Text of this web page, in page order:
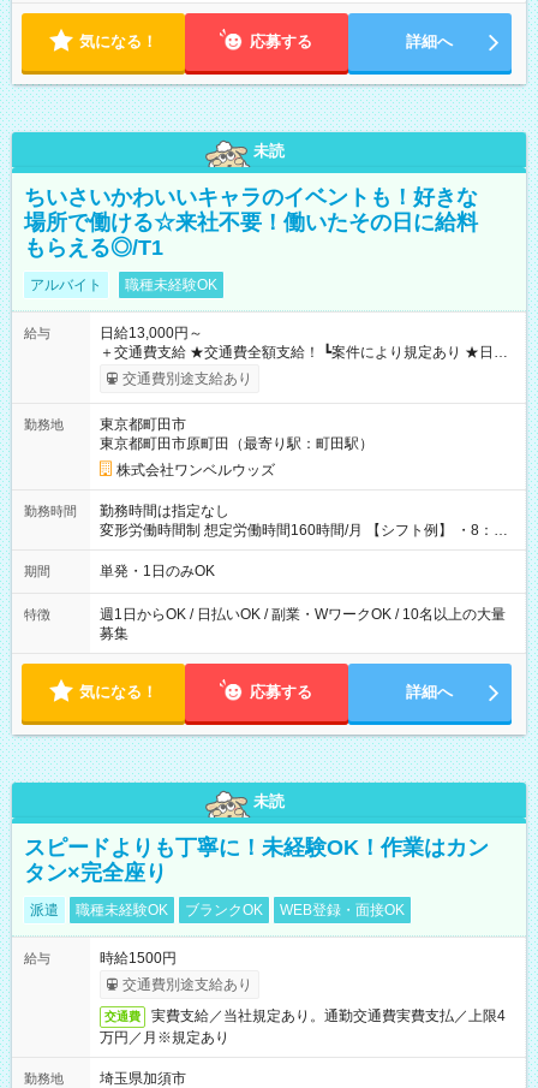
気になる！ 応募する 詳細へ
未読
ちいさいかわいいキャラのイベントも！好きな
場所で働ける☆来社不要！働いたその日に給料
もらえる◎/T1
アルバイト 職種未経験OK
給与
日給13,000円～
＋交通費支給 ★交通費全額支給！ ┗案件により規定あり ★日払
いOK！（規定あり） ┗働いたその日に現金GET♪ お仕事後はコ
ンビニATMから 日払い分を引き落とせます！ 【試用期間】試
交通費別途支給あり
勤務地
東京都町田市
東京都町田市原町田（最寄り駅：町田駅）
株式会社ワンベルウッズ
勤務時間
勤務時間は指定なし
変形労働時間制 想定労働時間160時間/月 【シフト例】 ・8：00
～21：00
期間 単発・1日のみOK
特徴
週1日からOK / 日払いOK / 副業・WワークOK / 10名以上の大量
募集
気になる！ 応募する 詳細へ
未読
スピードよりも丁寧に！未経験OK！作業はカン
タン×完全座り
派遣 職種未経験OK ブランクOK WEB登録・面接OK
給与
時給1500円
交通費別途支給あり
交通費
実費支給／当社規定あり。通勤交通費実費支払／上限4
万円／月※規定あり
勤務地
埼玉県加須市